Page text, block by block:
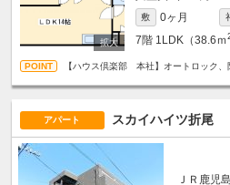
敷 0ヶ月
7階 1LDK（38.6ｍ
【ハウス倶楽部 本社】オートロック、
アパート スカイハイツ折尾
ＪＲ鹿児